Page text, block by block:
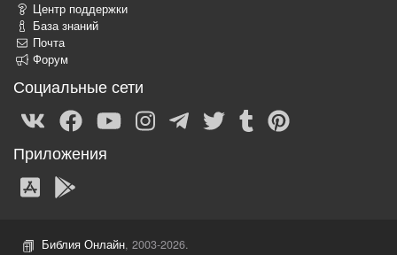
Центр поддержки
База знаний
Почта
Форум
Социальные сети
Приложения
Библия Онлайн, 2003-2026.